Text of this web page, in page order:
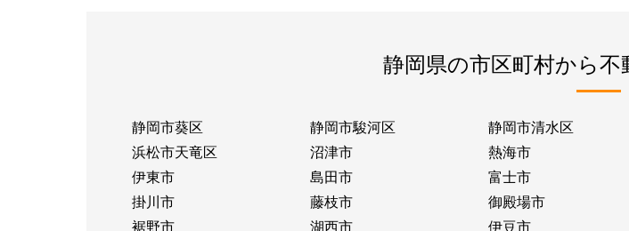
静岡県の市区町村から
静岡市葵区 静岡市駿河区 静岡市清水区
浜松市天竜区
沼津市 熱海市
伊東市
島田市 富士市
掛川市
藤枝市 御殿場市
裾野市
湖西市 伊豆市